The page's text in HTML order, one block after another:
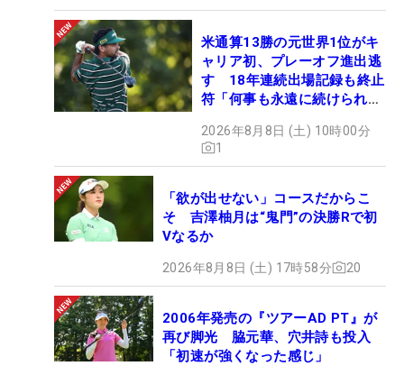
米通算13勝の元世界1位がキ
ャリア初、プレーオフ進出逃
す 18年連続出場記録も終止
符「何事も永遠に続けられな
2026年8月8日 (土) 10時00分
1
「欲が出せない」コースだからこ
そ 吉澤柚月は“鬼門”の決勝Rで初
Vなるか
2026年8月8日 (土) 17時58分 20
2006年発売の『ツアーAD PT』が
再び脚光 脇元華、穴井詩も投入
「初速が強くなった感じ」